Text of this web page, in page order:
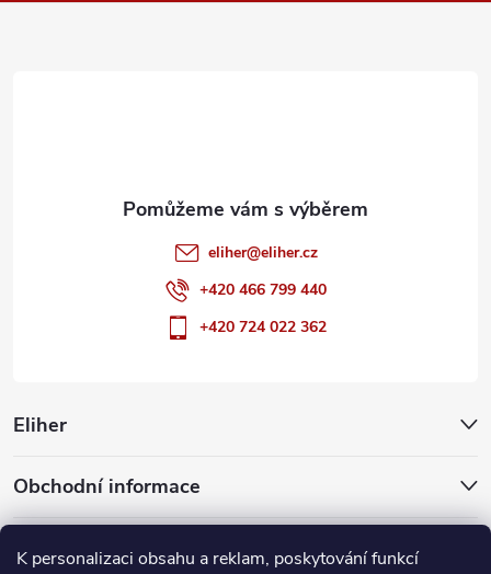
K personalizaci obsahu a reklam, poskytování funkcí
Eliher
Obchodní informace
Partnerské weby
eliher@eliher.cz
+420 466 799 440
+420 724 022 362